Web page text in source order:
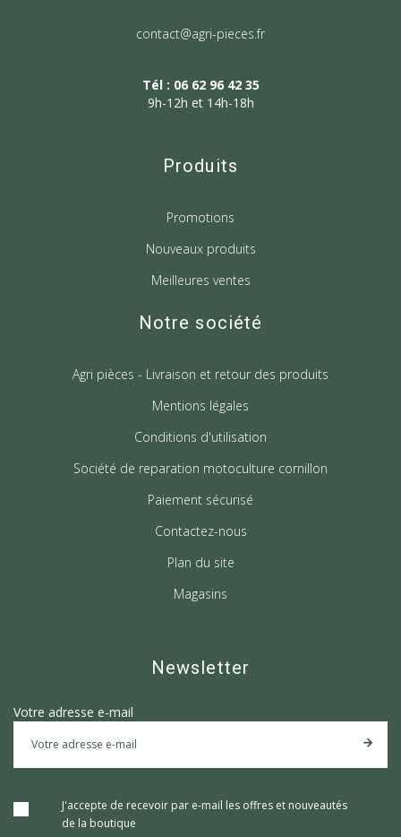
contact@agri-pieces.fr
Tél : 06 62 96 42 35
9h-12h et 14h-18h
Produits
Promotions
Nouveaux produits
Meilleures ventes
Notre société
Agri pièces - Livraison et retour des produits
Mentions légales
Conditions d'utilisation
Société de reparation motoculture cornillon
Paiement sécurisé
Contactez-nous
Plan du site
Magasins
Newsletter
Votre adresse e-mail
J'accepte de recevoir par e-mail les offres et nouveautés
de la boutique